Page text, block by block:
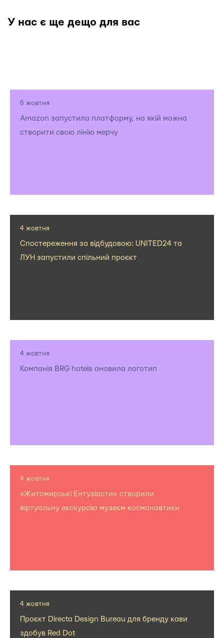
У нас є ще дещо для вас
6 жовтня
Amazon запустила платформу, на якій можна
створити свою лінію мерчу
4 жовтня
Спостереження за відбудовою: UNITED24 та
ЛУН запустили спільний проєкт
4 жовтня
Компанія BRG hotels оновила логотип
4 жовтня
«Житомирські Ентузіасти» створили
віртуальну екскурсію музеєм космонавтики
4 жовтня
Проєкт Directa Design Bureau для бренду кави
здобув Red Dot